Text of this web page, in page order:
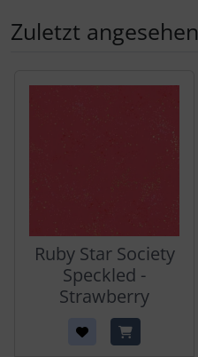
Zuletzt angesehen
Ruby Star Society
Speckled -
Strawberry